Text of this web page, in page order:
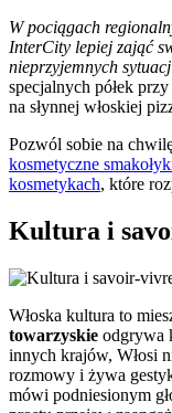
W pociągach
InterCity lepiej zająć
nieprzyjemnych
specjalnych półek
na słynnej włoskiej
Pozwól sobie na
kosmetyczne
kosmetykach, które
Kultura i
Włoska kultura to
towarzyskie odgrywa
innych krajów, Włosi
rozmowy i żywa
mówi podniesionym